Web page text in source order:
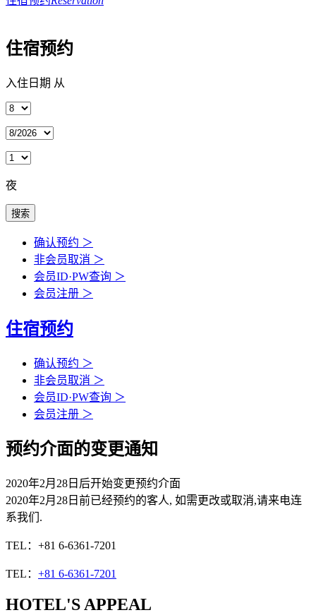
住宿预约
入住日期 从
夜
确认预约 ＞
非会员取消 ＞
会员ID·PW查询 ＞
会员注册 ＞
住宿预约
确认预约 ＞
非会员取消 ＞
会员ID·PW查询 ＞
会员注册 ＞
预约介面的变更通知
2020年2月28日后开始变更预约介面
2020年2月28日前已经预约的客人, 如需更改或取消,请来电连
系我们.
TEL：+81 6-6361-7201
TEL： +81 6-6361-7201
HOTEL'S APPEAL